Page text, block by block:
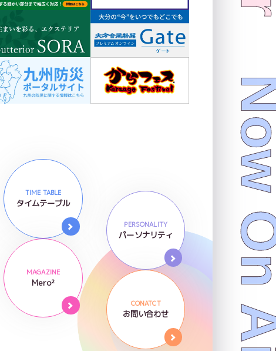
TIME TABLE
タイムテーブル
PERSONALITY
パーソナリティ
MAGAZINE
Mero²
CONATCT
お問い合わせ